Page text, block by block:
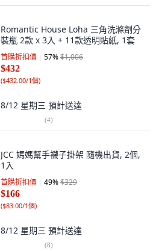
Romantic House Loha 三角洗滌劑分
裝瓶 2款 x 3入 + 11款透明貼紙, 1套
首購折扣價 57%$1,006
$432
($432.00/1個)
8/12 星期三 預計送達
(4)
JCC 媽媽幫手襪子掛架 隨機出貨, 2個,
1入
首購折扣價 49%$329
$166
($83.00/1個)
8/12 星期三 預計送達
(8)